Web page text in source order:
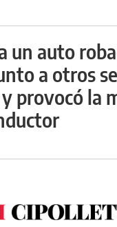
un auto
a otros
provocó la